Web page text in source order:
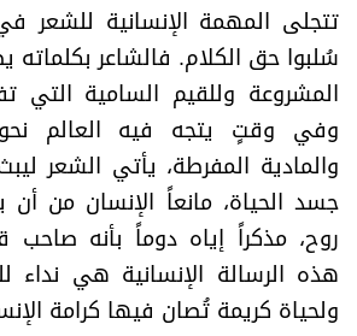
​تتجلى المهمة الإنسانية للشعر
سُلبوا حق الكلام. فالشاعر بكلماته
المشروعة وللقيم السامية التي
وفي وقتٍ يتجه فيه العالم
والمادية المفرطة، يأتي الشعر
جسد الحياة، مانعاً الإنسان من أن
روح، مذكراً إياه دوماً بأنه
هذه الرسالة الإنسانية هي نداء
ولحياة كريمة تُصان فيها كرامة